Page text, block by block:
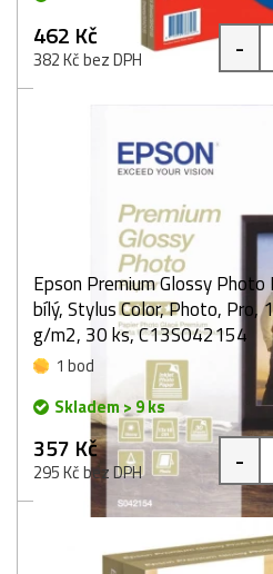
462 Kč
382 Kč bez DPH -
Epson Premium Glossy
bílý, Stylus Color, Photo, Pro,
g/m2, 30 ks, C13S042154
1 bod
Skladem > 9 ks
357 Kč
295 Kč bez DPH -